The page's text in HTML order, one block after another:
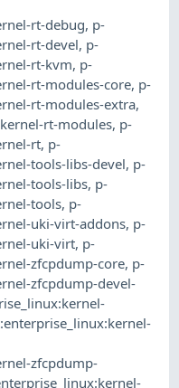
rt-debug, p-
rt-devel, p-
rt-kvm, p-
rt-modules-core, p-
rt-modules-extra,
rt-modules, p-
rt, p-
tools-libs-devel, p-
tools-libs, p-
tools, p-
uki-virt-addons, p-
uki-virt, p-
zfcpdump-core, p-
zfcpdump-devel-
zfcpdump-